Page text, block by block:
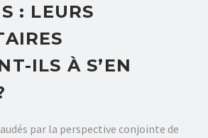
: LEURS
ILS À S’EN
par la perspective conjointe de